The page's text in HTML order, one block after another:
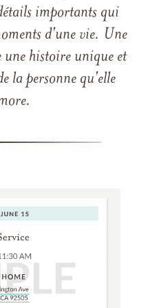
importants qui
d'une vie. Une
une histoire unique et
la personne qu'elle